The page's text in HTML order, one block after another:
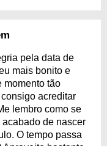
pela data de
mais bonito e
momento tão
acreditar
lembro como se
de nascer
O tempo passa